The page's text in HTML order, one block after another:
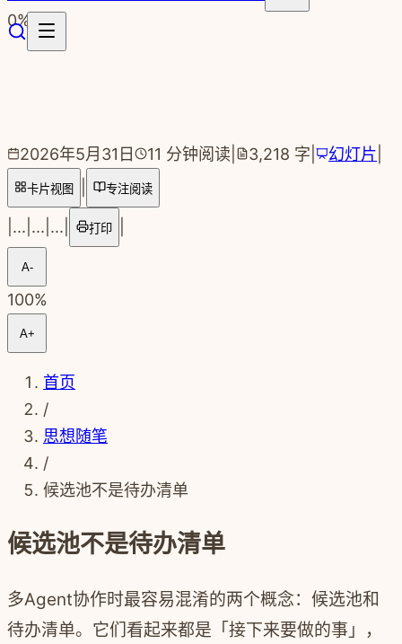
跳转到主要内容
0%
2026年5月31日 11 分钟阅读 3,218 字 幻灯片
卡片视图 专注阅读
... ... ... 打印
A-
100%
A+
首页
/
思想随笔
/
候选池不是待办清单
候选池不是待办清单
多Agent协作时最容易混淆的两个概念：候选池和
待办清单。它们看起来都是「接下来要做的事」，